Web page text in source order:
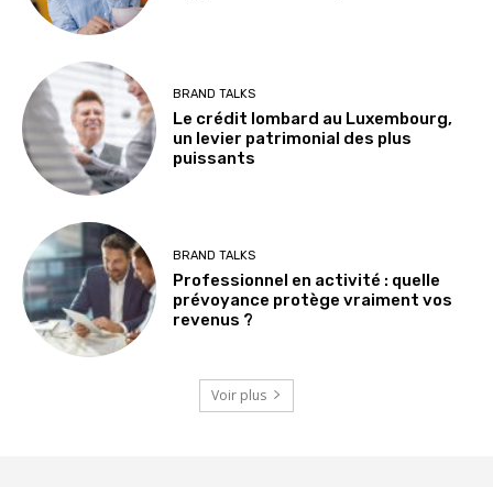
BRAND TALKS
Le crédit lombard au Luxembourg,
un levier patrimonial des plus
puissants
BRAND TALKS
Professionnel en activité : quelle
prévoyance protège vraiment vos
revenus ?
Voir plus